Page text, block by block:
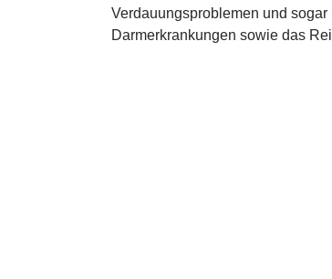
Verdauungsproblemen und
Darmerkrankungen sowie das